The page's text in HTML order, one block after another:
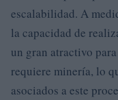
escalabilidad. A
la capacidad de
un gran atractivo
requiere minería, lo
asociados a este